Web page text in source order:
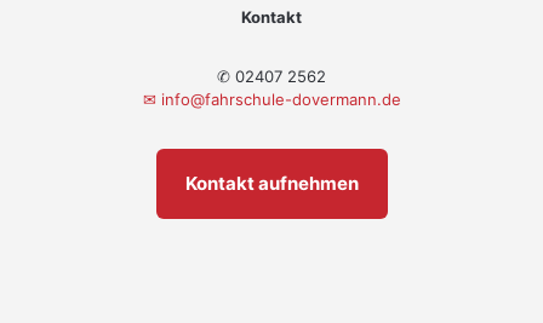
Kontakt
✆ 02407 2562
✉ info@fahrschule-dovermann.de
Kontakt aufnehmen